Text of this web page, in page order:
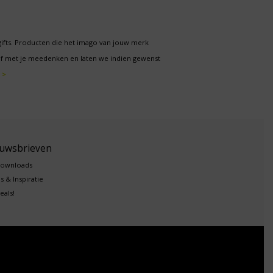
Producten die het imago van jouw merk
je meedenken en laten we indien gewenst
>
& Inspiratie